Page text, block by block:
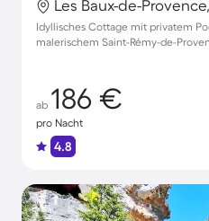
Idyllisches Cottage mit privatem
malerischem Saint-Rémy-de-
ab 186 €
pro Nacht
4.8